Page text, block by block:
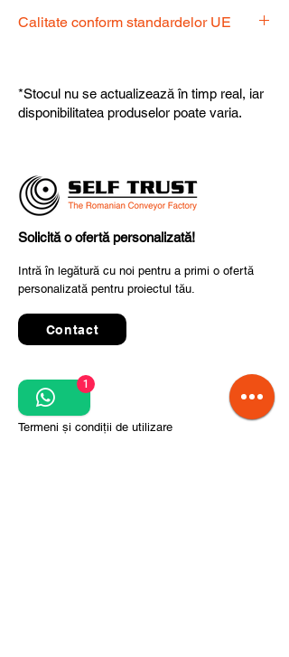
dispoziție pentru a alege produsul
Calitate conform standardelor UE
fiabilitate și performanță superioară.
*Stocul nu se actualizează în timp real, iar
disponibilitatea produselor poate varia.
Solicită o ofertă personalizată!
Intră în legătură cu noi pentru a primi o ofertă
personalizată pentru proiectul tău.
Contact
Quick Links
Termeni și condiții de utilizare
1